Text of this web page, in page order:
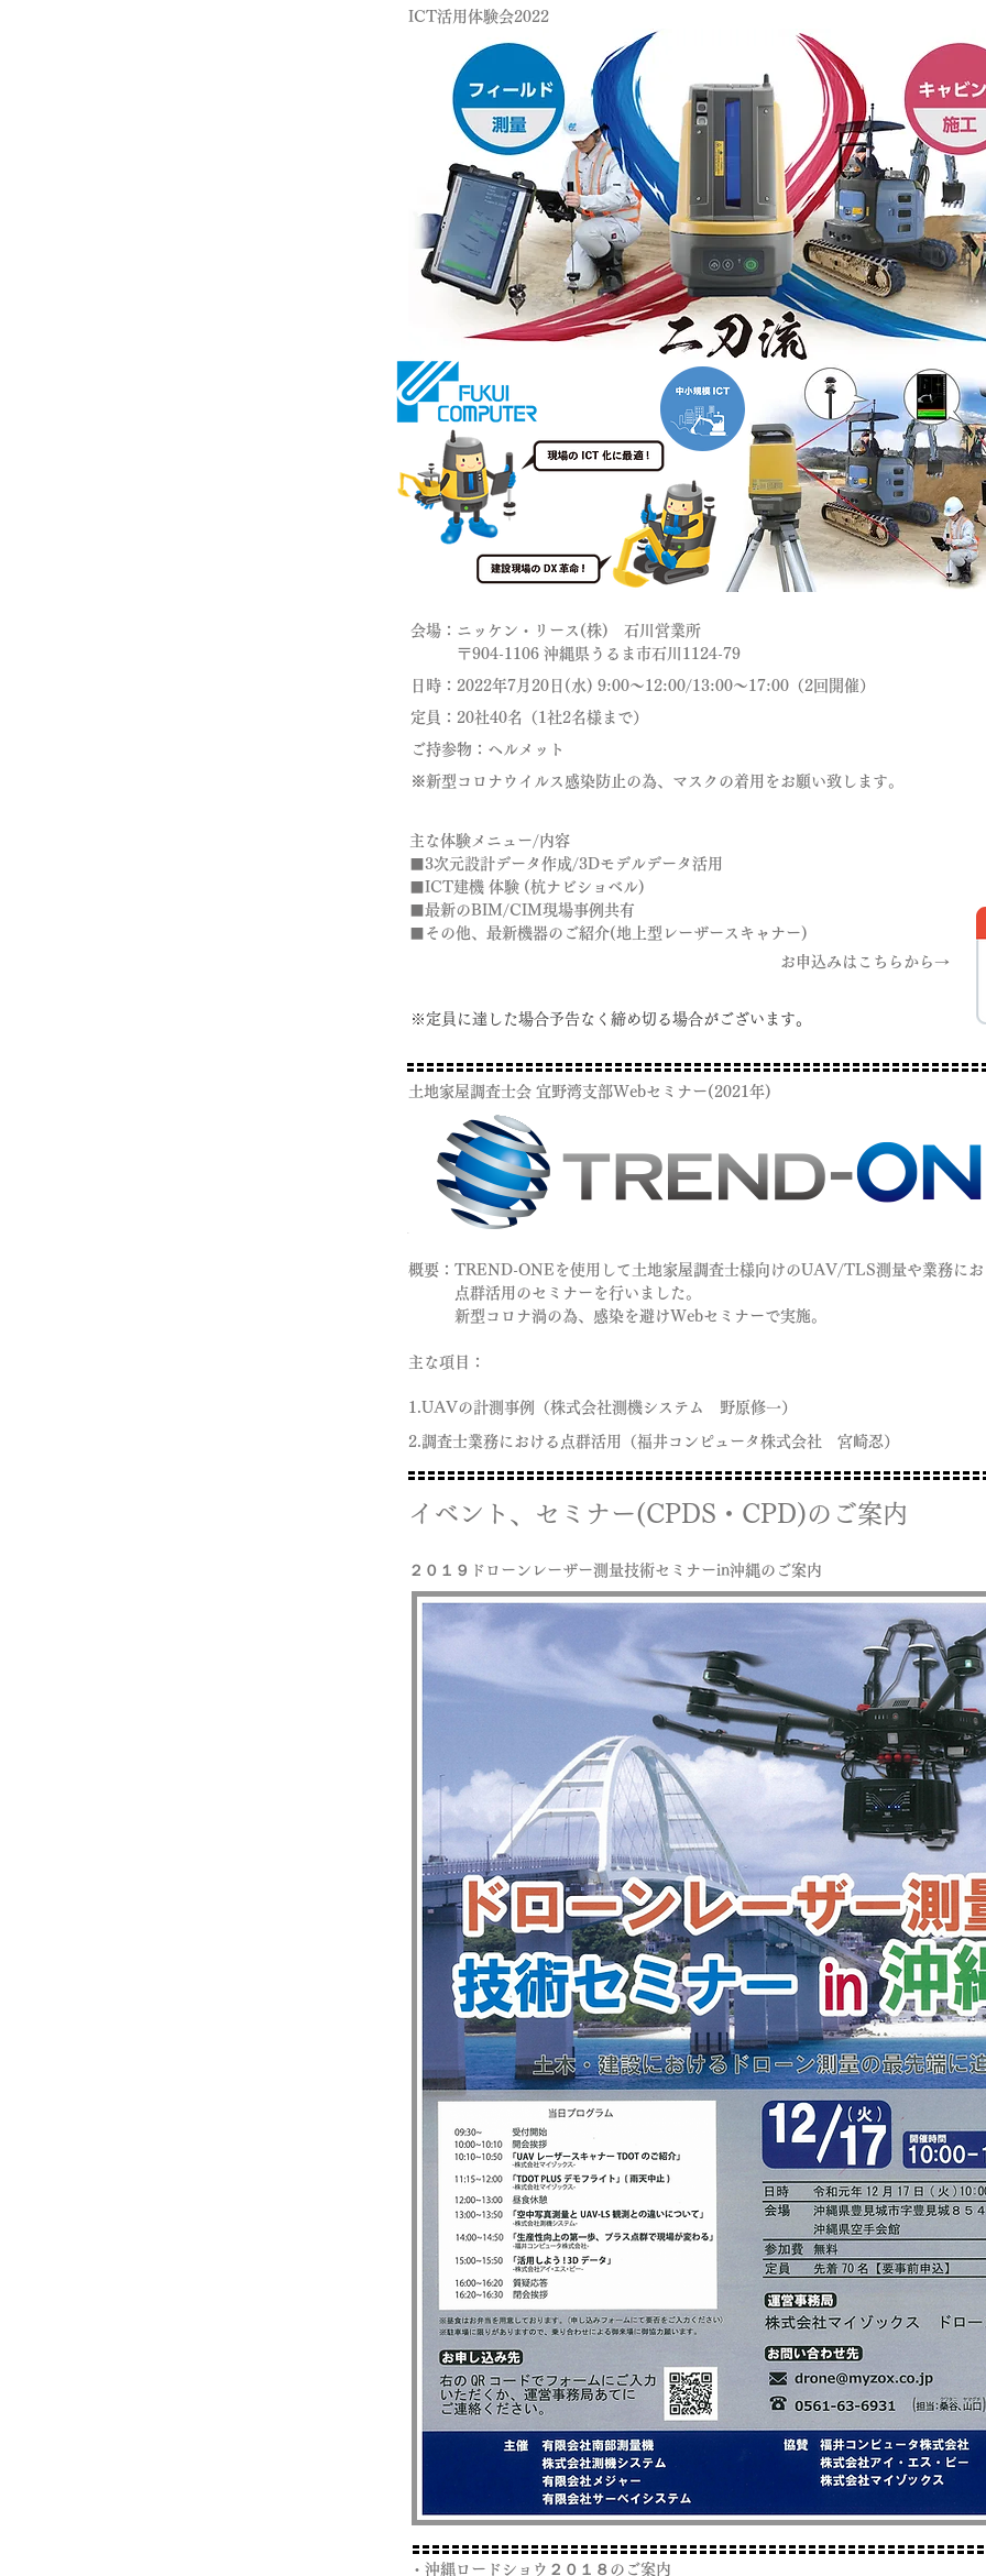
ICT活用体験会2022
会場：ニッケン・リース(株) 石川営業所
​ 〒904-1106 沖縄県うるま市石川1124-79
日時：2022年7月20日(水) 9:00～12:00/13:00～17:00（2回開催）
定員：20社40名（1社2名様まで）
ご持参物：ヘルメット
※新型コロナウイルス感染防止の為、マスクの着用をお願い致します。
主な体験メニュー/内容
■3次元設計データ作成/3Dモデルデータ活用
■ICT建機 体験 (杭ナビショベル)
■最新のBIM/CIM現場事例共有
​■その他、最新機器のご紹介(地上型レーザースキャナー)
お申込みはこちらから→
※​定員に達した場合予告なく締め切る場合がございます。
土地家屋調査士会 宜野湾支部Webセミナー(2021年)
概要：TREND-ONEを使用して土地家屋調査士様向けのUAV/TLS測量や業務に
点群活用のセミナーを行いました。
新型 コロナ渦の為、感染を避けWebセミナーで実施。
​主な項目：
1.UAVの計測事例（株式会社測機システム 野原修一）
2.調査士業務における点群活用（福井コンピュータ株式会社 宮崎忍）
イベント、セミナー(CPDS・CPD)のご案内
２０１９ドローンレーザー測量技術セミナーin沖縄のご案内
・沖縄ロードショウ２０１８のご案内